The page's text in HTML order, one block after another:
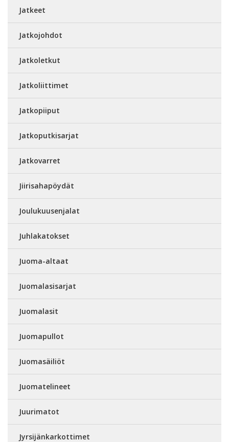
Jatkeet
Jatkojohdot
Jatkoletkut
Jatkoliittimet
Jatkopiiput
Jatkoputkisarjat
Jatkovarret
Jiirisahapöydät
Joulukuusenjalat
Juhlakatokset
Juoma-altaat
Juomalasisarjat
Juomalasit
Juomapullot
Juomasäiliöt
Juomatelineet
Juurimatot
Jyrsijänkarkottimet